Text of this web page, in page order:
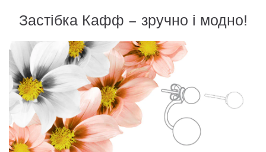
Застібка Кафф − зручно і модно!